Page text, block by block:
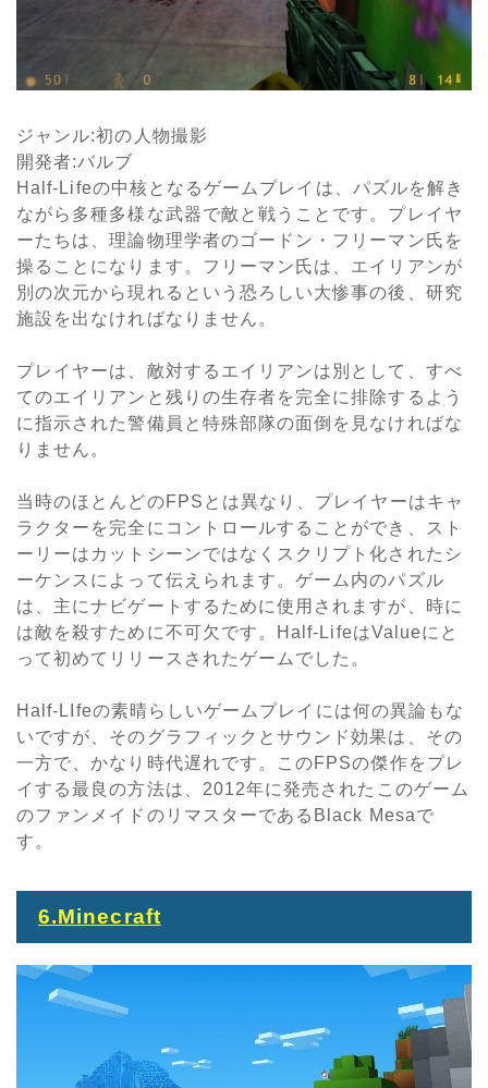
ジャンル:初の人物撮影
開発者:バルブ
Half-Lifeの中核となるゲームプレイは、パズルを解き
ながら多種多様な武器で敵と戦うことです。プレイヤ
ーたちは、理論物理学者のゴードン・フリーマン氏を
操ることになります。フリーマン氏は、エイリアンが
別の次元から現れるという恐ろしい大惨事の後、研究
施設を出なければなりません。
プレイヤーは、敵対するエイリアンは別として、すべ
てのエイリアンと残りの生存者を完全に排除するよう
に指示された警備員と特殊部隊の面倒を見なければな
りません。
当時のほとんどのFPS とは異なり、プレイヤーはキャ
ラクターを完全にコントロールすることができ、スト
ーリーはカットシーンではなくスクリプト化されたシ
ーケンスによって伝えられます。ゲーム内のパズル
は、主にナビゲートするために使用されますが、時に
は敵を殺すために不可欠です。
Half-LifeはValueにと
って初めてリリースされたゲームでした。
Half-LIfeの素晴らしいゲームプレイには何の異論もな
いですが、そのグラフィックとサウンド効果は、その
一方で、かなり時代遅れです。このFPSの傑作をプレ
イする最良の方法は、 2012年に発売されたこのゲーム
のファンメイドのリマスターである Black Mesaで
す 。
6.Minecraft